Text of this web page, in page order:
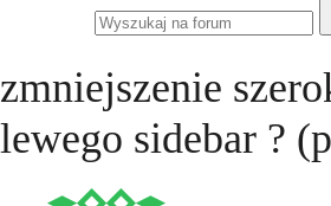
Szukaj:
zmniejszenie
lewego sidebar ?